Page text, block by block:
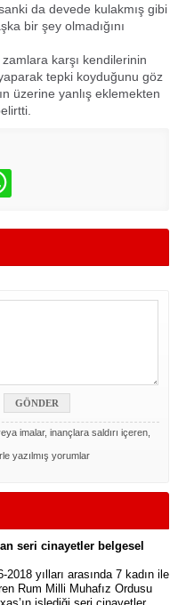
da devede kulakmış gibi
bir şey olmadığını
karşı kendilerinin
tepki koyduğunu göz
üzerine yanlış eklemekten
imalar, inançlara saldırı içeren,
yazılmış yorumlar
seri cinayetler belgesel
2018 yılları arasında 7 kadın ile
Rum Milli Muhafız Ordusu